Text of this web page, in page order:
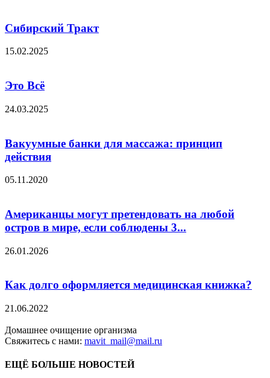
Сибирский Тракт
15.02.2025
Это Всё
24.03.2025
Вакуумные банки для массажа: принцип
действия
05.11.2020
Американцы могут претендовать на любой
остров в мире, если соблюдены 3...
26.01.2026
Как долго оформляется медицинская книжка?
21.06.2022
Домашнее очищение организма
Свяжитесь с нами: mavit_mail@mail.ru
ЕЩЁ БОЛЬШЕ НОВОСТЕЙ